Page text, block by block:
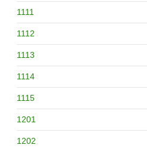
1111
1112
1113
1114
1115
1201
1202